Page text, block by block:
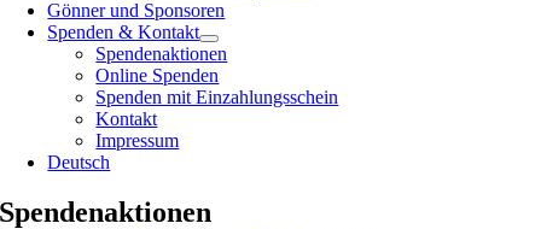
Gönner und Sponsoren
Spenden & Kontakt
Spendenaktionen
Online Spenden
Spenden mit Einzahlungsschein
Kontakt
Impressum
Deutsch
Spendenaktionen